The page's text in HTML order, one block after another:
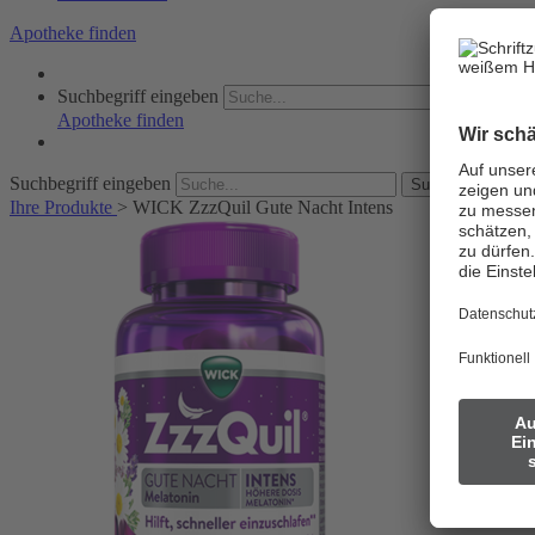
Apotheke finden
Suchbegriff eingeben
Apotheke finden
Suchbegriff eingeben SucheStarten
Ihre Produkte > WICK ZzzQuil Gute Nacht Intens